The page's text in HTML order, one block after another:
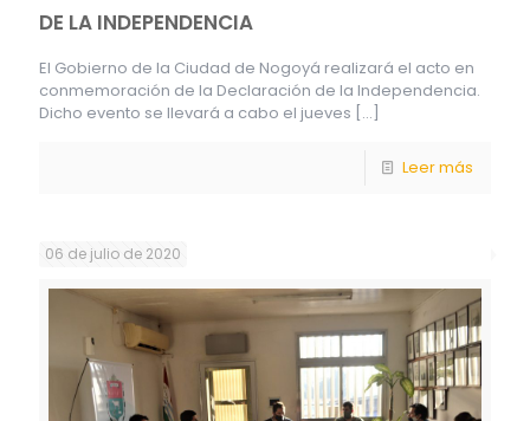
DE LA INDEPENDENCIA
El Gobierno de la Ciudad de Nogoyá realizará el acto en
conmemoración de la Declaración de la Independencia.
Dicho evento se llevará a cabo el jueves […]
Leer más
06 de julio de 2020